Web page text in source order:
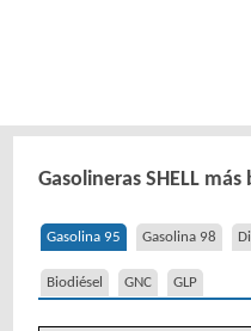
Gasolineras SHELL
Gasolina 95 Gasolina 98
Biodiésel GNC GLP